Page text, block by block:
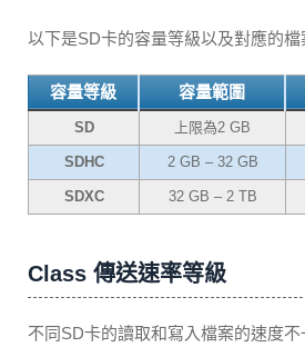
以下是SD卡的容量等級以及對應的檔
容量等級 容量範圍
SD 上限為2 GB
SDHC 2 GB – 32 GB
SDXC 32 GB – 2 TB
Class 傳送速率等級
不同SD卡的讀取和寫入檔案的速度